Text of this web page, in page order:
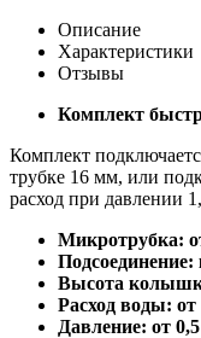
Описание
Характеристики
Отзывы
Комплект
Комплект
трубке 16 мм, или
расход при давлении
Микротрубка:
Высота
Расход воды: от
Давление: от